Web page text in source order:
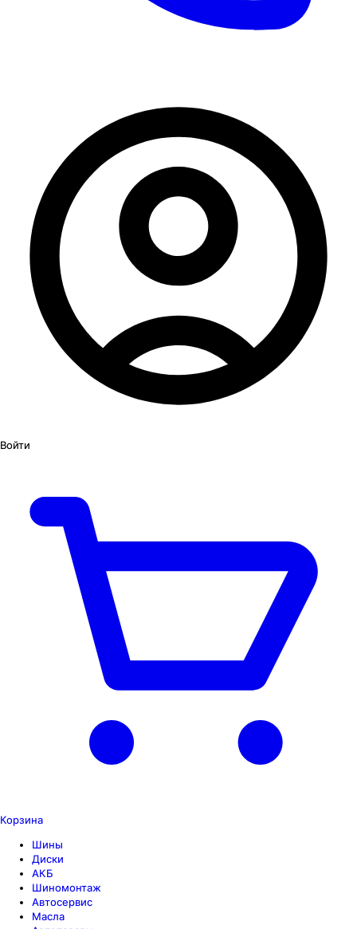
Войти
Корзина
Шины
Диски
АКБ
Шиномонтаж
Автосервис
Масла